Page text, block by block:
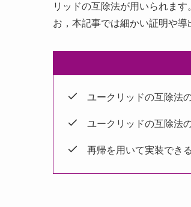
リッドの互除法が用いられま
お，本記事では細かい証明や導
ユークリッドの互除法
ユークリッドの互除法
再帰を用いて実装でき